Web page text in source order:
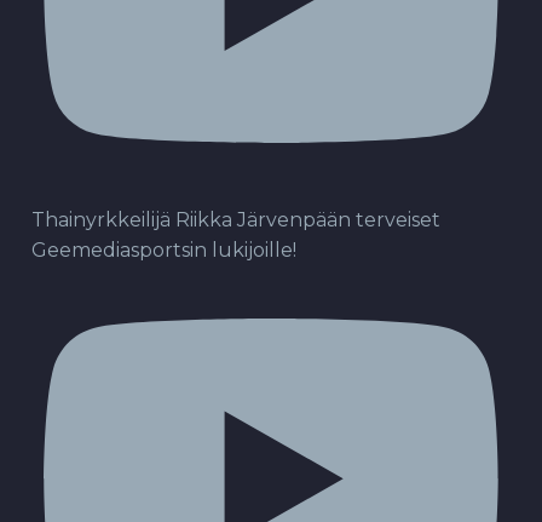
Thainyrkkeilijä Riikka Järvenpään terveiset
Geemediasportsin lukijoille!